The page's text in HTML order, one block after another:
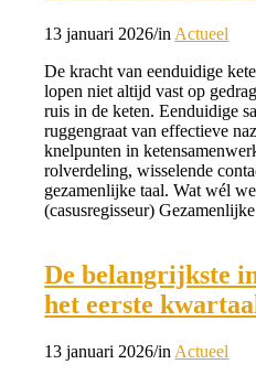
13 januari 2026/in Actueel
De kracht van eenduidige
lopen niet altijd vast op
ruis in de keten. Eenduidige
ruggengraat van effectieve
knelpunten in
rolverdeling, wisselende
gezamenlijke taal. Wat wél
(casusregisseur)
De belangrijkste
het eerste kwartaal
13 januari 2026/in Actueel